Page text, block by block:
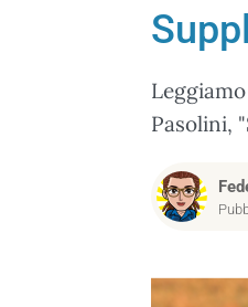
Pasolini,